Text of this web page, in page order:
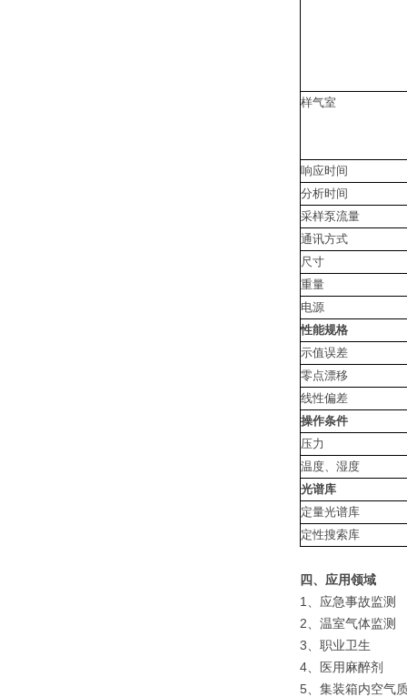
样气室
响应时间
分析时间
采样泵流量
通讯方式
尺寸
重量
电源
性能规格
示值误差
零点漂移
线性偏差
操作条件
压力
温度、湿度
光谱库
定量光谱库
定性搜索库
四、应用领域
1、应急事故监测
2、温室气体监测
3、职业卫生
4、医用麻醉剂
5、集装箱内空气